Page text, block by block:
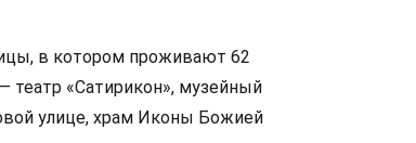
в котором проживают 62
театр «Сатирикон», музейный
улице, храм Иконы Божией